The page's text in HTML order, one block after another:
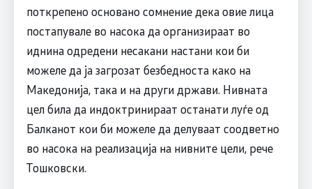
поткрепено основано сомнение дека овие лица
постапувале во насока да организираат во
иднина одредени несакани настани кои би
можеле да ја загрозат безбедноста како на
Македонија, така и на други држави. Нивната
цел била да индоктринираат останати луѓе од
Балканот кои би можеле да делуваат соодветно
во насока на реализација на нивните цели, рече
Тошковски.